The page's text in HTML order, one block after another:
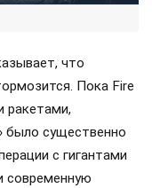
что
Пока Fire
ракетами,
было существенно
с гигантами
современную